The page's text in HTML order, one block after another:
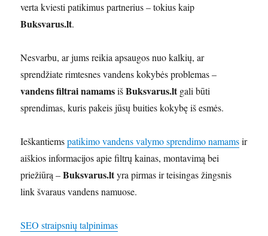
verta kviesti patikimus partnerius – tokius kaip
Buksvarus.lt.
Nesvarbu, ar jums reikia apsaugos nuo kalkių, ar
sprendžiate rimtesnes vandens kokybės problemas –
vandens filtrai namamsišBuksvarus.ltgali būti
sprendimas, kuris pakeis jūsų buities kokybę iš esmės.
Ieškantiemspatikimo vandens valymo sprendimo namamsir
aiškios informacijos apie filtrų kainas, montavimą bei
priežiūrą –Buksvarus.ltyra pirmas ir teisingas žingsnis
link švaraus vandens namuose.
SEO straipsnių talpinimas